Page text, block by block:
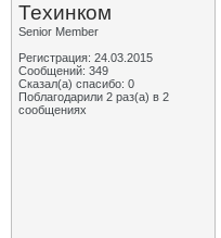
Техинком
Senior Member
Регистрация: 24.03.2015
Сообщений: 349
Сказал(а) спасибо: 0
Поблагодарили 2 раз(а) в 2
сообщениях